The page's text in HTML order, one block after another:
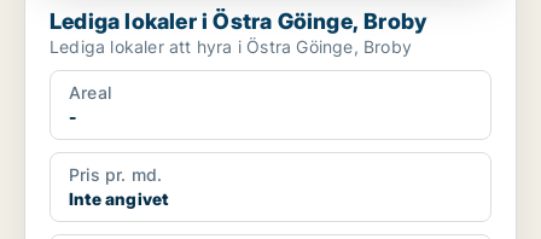
Lediga lokaler i Östra Göinge, Broby
Lediga lokaler att hyra i Östra Göinge, Broby
Areal
-
Pris pr. md.
Inte angivet